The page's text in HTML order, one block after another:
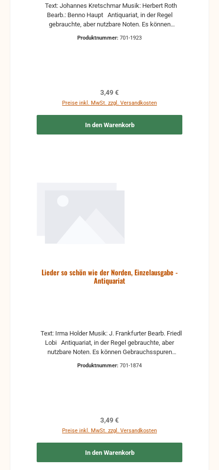
Bearb.: Benno Haupt Antiquariat, in der Regel
gebrauchte, aber nutzbare Noten. Es können
Gebrauchsspuren vorhanden sein, z.B.:
Produktnummer: 701-1923
Regulärer Preis:
3,49 €
Preise inkl. MwSt. zzgl. Versandkosten
In den Warenkorb
Lieder so schön wie der Norden, Einzelausgabe -
Antiquariat
Lobi Antiquariat, in der Regel gebrauchte, aber
nutzbare Noten. Es können Gebrauchsspuren
vorhanden sein, z.B.: handschriftliche Markierungen,
Produktnummer: 701-1874
Regulärer Preis:
3,49 €
Preise inkl. MwSt. zzgl. Versandkosten
In den Warenkorb